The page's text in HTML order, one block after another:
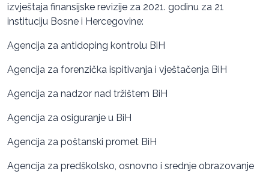
izvještaja finansijske revizije za 2021. godinu za 21
instituciju Bosne i Hercegovine:
Agencija za antidoping kontrolu BiH
Agencija za forenzička ispitivanja i vještačenja BiH
Agencija za nadzor nad tržištem BiH
Agencija za osiguranje u BiH
Agencija za poštanski promet BiH
Agencija za predškolsko, osnovno i srednje obrazovanje